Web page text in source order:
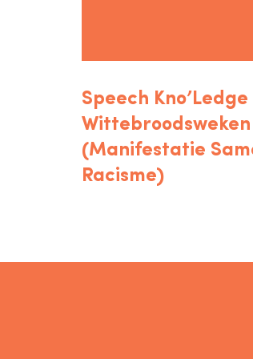
Speech
Wittebroodsweken
(Manifestatie
Racisme)